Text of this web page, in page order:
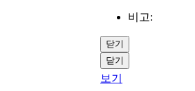
비고:
닫기
닫기
보기